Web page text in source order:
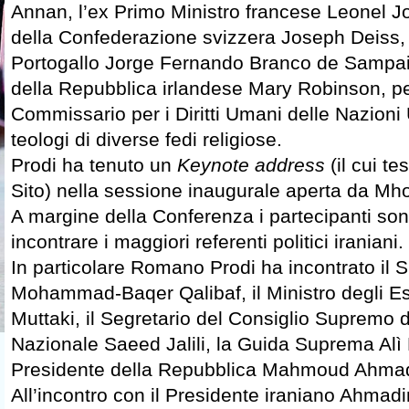
Annan, l’ex Primo Ministro francese Leonel
della Confederazione svizzera Joseph Deiss,
Portogallo Jorge Fernando Branco de
della Repubblica irlandese Mary Robinson,
Commissario per i Diritti Umani delle Nazioni
teologi di diverse fedi religiose.
Prodi ha tenuto un Keynote address (il cui
Sito) nella sessione inaugurale aperta da
A margine della Conferenza i partecipanti
incontrare i maggiori referenti politici iraniani.
In particolare Romano Prodi ha incontrato il
Mohammad-Baqer Qalibaf, il Ministro degli
Muttaki, il Segretario del Consiglio Supremo
Nazionale Saeed Jalili, la Guida Suprema Alì
Presidente della Repubblica Mahmoud
All’incontro con il Presidente iraniano